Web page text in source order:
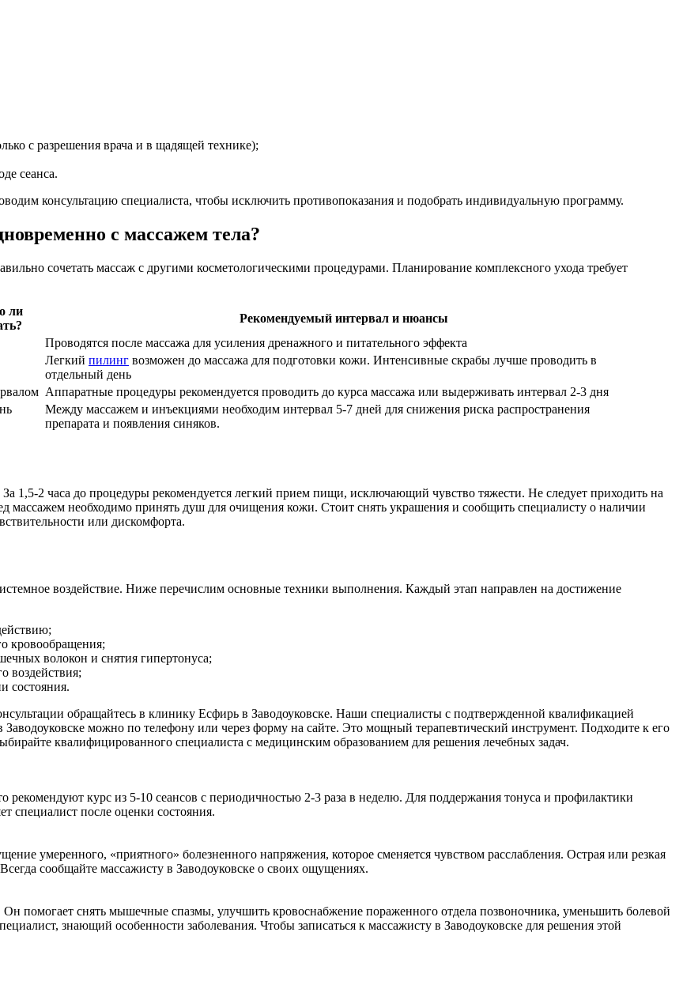
с разрешения врача и в щадящей технике);
сеанса.
консультацию специалиста, чтобы исключить противопоказания и подобрать индивидуальную программу.
с массажем тела?
сочетать массаж с другими косметологическими процедурами. Планирование комплексного ухода требует
ли
Рекомендуемый интервал и нюансы
Проводятся после массажа для усиления дренажного и питательного эффекта
Легкий пилинг возможен до массажа для подготовки кожи. Интенсивные скрабы лучше проводить в
отдельный день
Аппаратные процедуры рекомендуется проводить до курса массажа или выдерживать интервал 2-3 дня
Между массажем и инъекциями необходим интервал 5-7 дней для снижения риска распространения
препарата и появления синяков.
1,5-2 часа до процедуры рекомендуется легкий прием пищи, исключающий чувство тяжести. Не следует приходить на
массажем необходимо принять душ для очищения кожи. Стоит снять украшения и сообщить специалисту о наличии
или дискомфорта.
воздействие. Ниже перечислим основные техники выполнения. Каждый этап направлен на достижение
кровообращения;
волокон и снятия гипертонуса;
воздействия;
состояния.
обращайтесь в клинику Есфирь в Заводоуковске. Наши специалисты с подтвержденной квалификацией
можно по телефону или через форму на сайте. Это мощный терапевтический инструмент. Подходите к его
квалифицированного специалиста с медицинским образованием для решения лечебных задач.
рекомендуют курс из 5-10 сеансов с периодичностью 2-3 раза в неделю. Для поддержания тонуса и профилактики
специалист после оценки состояния.
умеренного, «приятного» болезненного напряжения, которое сменяется чувством расслабления. Острая или резкая
сообщайте массажисту в Заводоуковске о своих ощущениях.
Он помогает снять мышечные спазмы, улучшить кровоснабжение пораженного отдела позвоночника, уменьшить болевой
знающий особенности заболевания. Чтобы записаться к массажисту в Заводоуковске для решения этой